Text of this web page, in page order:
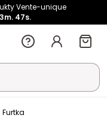
Vente-unique
46s.
Furtka